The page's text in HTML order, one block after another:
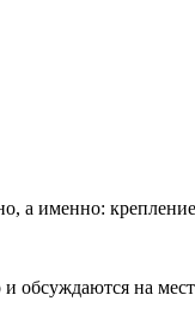
а именно:
обсуждаются на